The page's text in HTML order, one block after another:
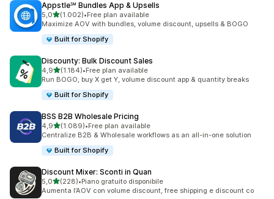
Appstle℠ Bundles App & Upsells
5,0stelle su 5
(1.002)
1002 recensioni totali
•Free plan available
Maximize AOV with bundles, volume discount, upsells & BOGO
Built for Shopify
Discounty: Bulk Discount Sales
4,9stelle su 5
(1.184)
1184 recensioni totali
•Free plan available
Run BOGO, buy X get Y, volume discount app & quantity breaks
Built for Shopify
BSS B2B Wholesale Pricing
4,9stelle su 5
(1.089)
1089 recensioni totali
•Free plan available
Centralize B2B & Wholesale workflows as an all-in-one solution
Built for Shopify
Discount Mixer: Sconti in Quan
5,0stelle su 5
(228)
228 recensioni totali
•Piano gratuito disponibile
Aumenta l’AOV con volume discount, free shipping e discount co